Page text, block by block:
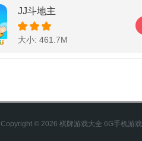
JJ斗地主
大小: 461.7M
Copyright © 2026 棋牌游戏大全 6G手机游戏